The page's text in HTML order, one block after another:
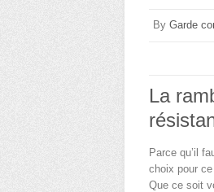
By Garde
La
Parce qu’il
choix pour
Que ce soit